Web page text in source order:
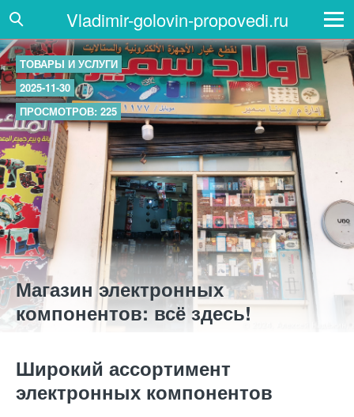
Vladimir-golovin-propovedi.ru
ТОВАРЫ И УСЛУГИ
2025-11-30
ПРОСМОТРОВ: 225
Магазин электронных
компонентов: всё здесь!
Широкий ассортимент
электронных компонентов